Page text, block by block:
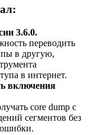
3.6.0.
переводить
в другую,
в интернет.
включения
core dump с
сегментов без